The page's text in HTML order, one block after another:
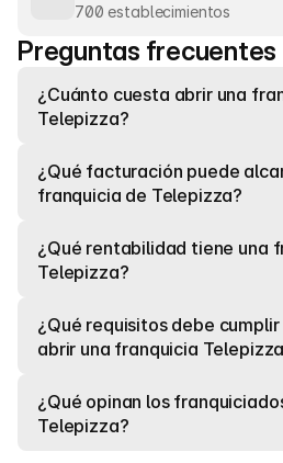
700 establecimientos
Preguntas frecuentes
¿Cuánto cuesta abrir una
Telepizza?
¿Qué facturación puede
franquicia de Telepizza?
¿Qué rentabilidad tiene una
Telepizza?
¿Qué requisitos debe
abrir una franquicia
¿Qué opinan los
Telepizza?